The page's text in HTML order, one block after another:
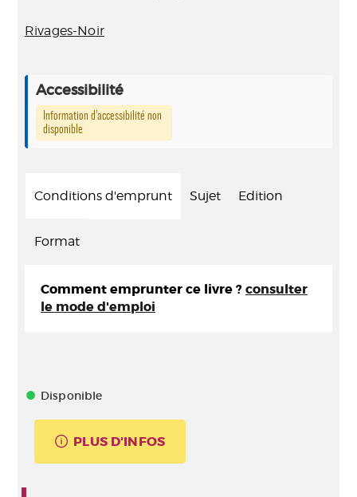
Rivages-Noir
Accessibilité
Information d’accessibilité non
disponible
Conditions d'emprunt Sujet Edition
Format
Comment emprunter ce livre ? consulter
le mode d'emploi
Disponible
PLUS D'INFOS